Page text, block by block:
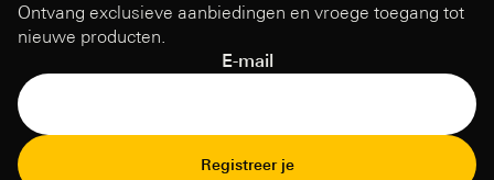
Ontvang exclusieve aanbiedingen en vroege toegang tot
nieuwe producten.
E-mail
Registreer je